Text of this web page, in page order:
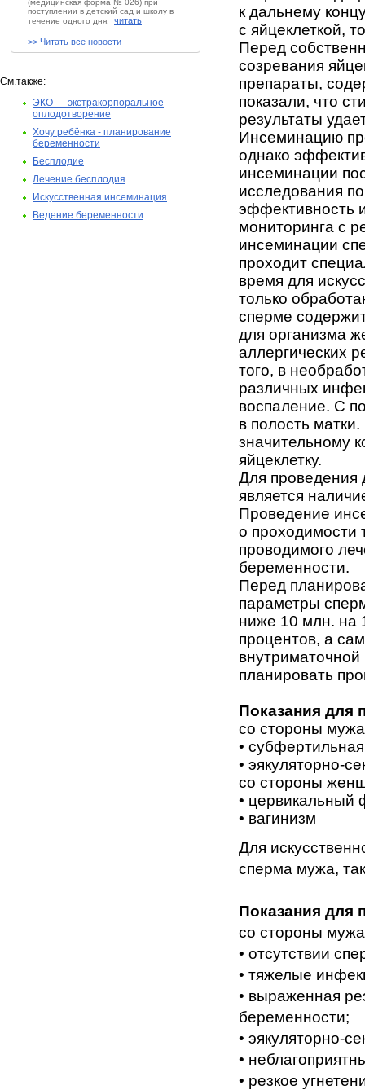
(медицинская форма № 026) при
поступлении в детский сад и школу в
течение одного дня. читать
>> Читать все новости
См.также:
ЭКО — экстракорпоральное
оплодотворение
Хочу ребёнка - планирование
беременности
Бесплодие
Лечение бесплодия
Искусственная инсеминация
Ведение беременности
к дальнему
с яйцеклеткой,
Перед
созревания
препараты,
показали, что
результаты
Инсеминацию
однако
инсеминации
исследования
эффективность
мониторинга с
инсеминации
проходит
время для
только
сперме
для организма
аллергических
того, в
различных
воспаление. С
в полость
значительному
яйцеклетку.
Для проведения
является
Проведение
о проходимости
проводимого
беременности.
Перед
параметры
ниже 10 млн. на
процентов, а
планировать
Показания для
со стороны
•
• эякуляторно-
со стороны
• цервикальный
• вагинизм
Для
сперма мужа,
Показания для
со стороны
• отсутствии
• тяжелые
• выраженная
беременности;
• эякуляторно-
•
• резкое